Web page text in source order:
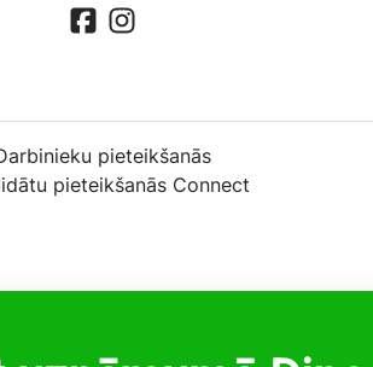
pieteikšanās
pieteikšanās Connect